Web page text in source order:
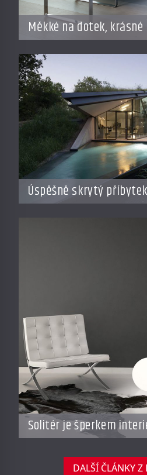
Měkké na dotek, krásné
Úspěšně skrytý příbytek
Solitér je šperkem
DALŠÍ ČLÁNKY Z